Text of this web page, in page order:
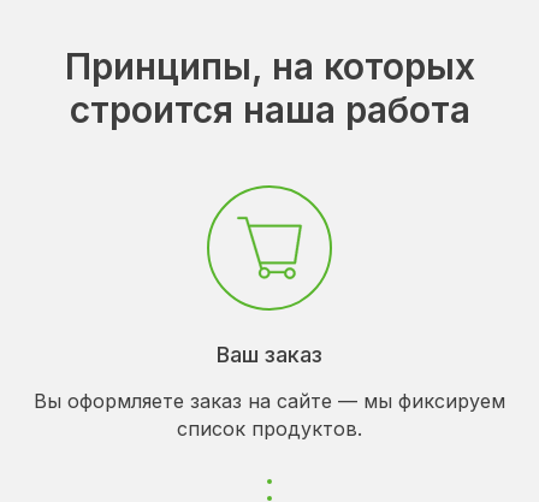
Принципы, на которых
строится наша работа
Ваш заказ
Вы оформляете заказ на сайте — мы фиксируем
список продуктов.